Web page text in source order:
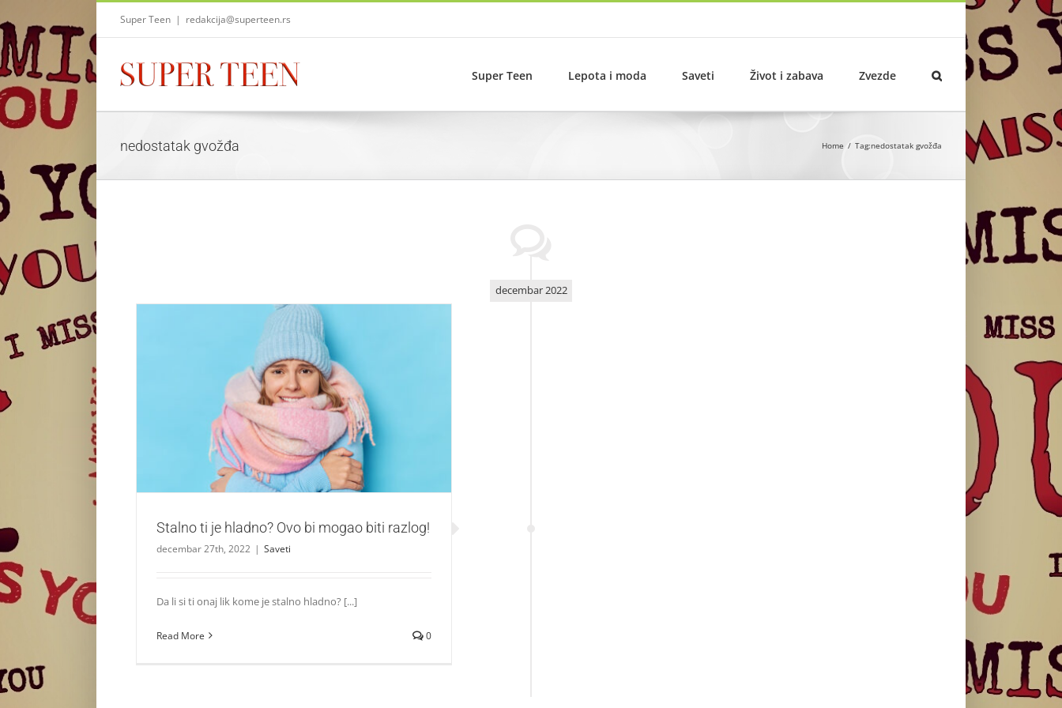
to
content
Super Teen | redakcija@superteen.rs
Super Teen Lepota i moda Saveti Život i zabava Zvezde
nedostatak gvožđa Home Tag:nedostatak gvožđa
decembar 2022
Stalno ti je hladno? Ovo bi mogao biti razlog!
Stalno ti je hladno? Ovo bi mogao biti razlog!
decembar 27th, 2022 | Saveti
Da li si ti onaj lik kome je stalno hladno? [...]
Read More 0